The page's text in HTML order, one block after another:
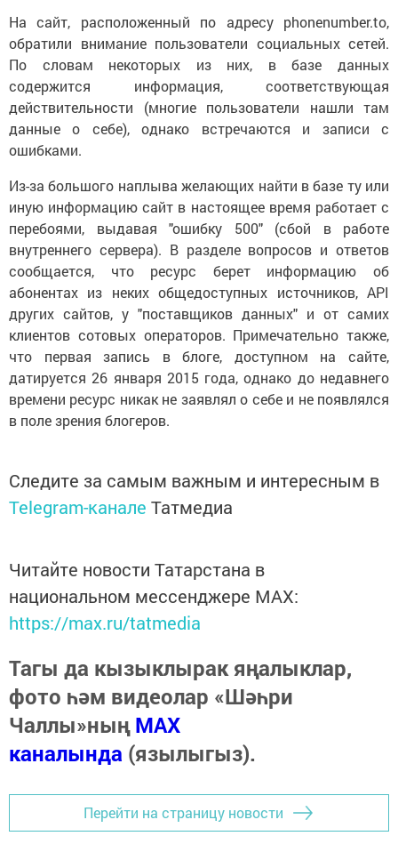
На сайт, расположенный по адресу phonenumber.to,
обратили внимание пользователи социальных сетей.
По словам некоторых из них, в базе данных
содержится информация, соответствующая
действительности (многие пользователи нашли там
данные о себе), однако встречаются и записи с
ошибками.
Из-за большого наплыва желающих найти в базе ту или
иную информацию сайт в настоящее время работает с
перебоями, выдавая "ошибку 500" (сбой в работе
внутреннего сервера). В разделе вопросов и ответов
сообщается, что ресурс берет информацию об
абонентах из неких общедоступных источников, API
других сайтов, у "поставщиков данных" и от самих
клиентов сотовых операторов. Примечательно также,
что первая запись в блоге, доступном на сайте,
датируется 26 января 2015 года, однако до недавнего
времени ресурс никак не заявлял о себе и не появлялся
в поле зрения блогеров.
Следите за самым важным и интересным в
Telegram-канале Татмедиа
Читайте новости Татарстана в
национальном мессенджере MАХ:
https://max.ru/tatmedia
Тагы да кызыклырак яңалыклар,
фото һәм видеолар «Шәһри
Чаллы»ныңMAX
каналында (язылыгыз).
Перейти на страницу новости